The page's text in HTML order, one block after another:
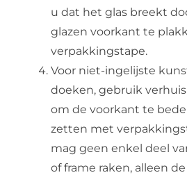
u dat het glas breekt
glazen voorkant te
verpakkingstape.
Voor niet-ingelijste
doeken, gebruik
om de voorkant te
zetten met
mag geen enkel deel
of frame raken, alleen